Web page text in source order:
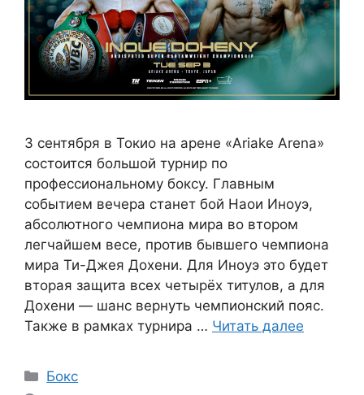
3 сентября в Токио на арене «Ariake Arena»
состоится большой турнир по
профессиональному боксу. Главным
событием вечера станет бой Наои Иноуэ,
абсолютного чемпиона мира во втором
легчайшем весе, против бывшего чемпиона
мира Ти-Джея Дохени. Для Иноуэ это будет
вторая защита всех четырёх титулов, а для
Дохени — шанс вернуть чемпионский пояс.
Также в рамках турнира … Читать далее
Рубрики
Бокс